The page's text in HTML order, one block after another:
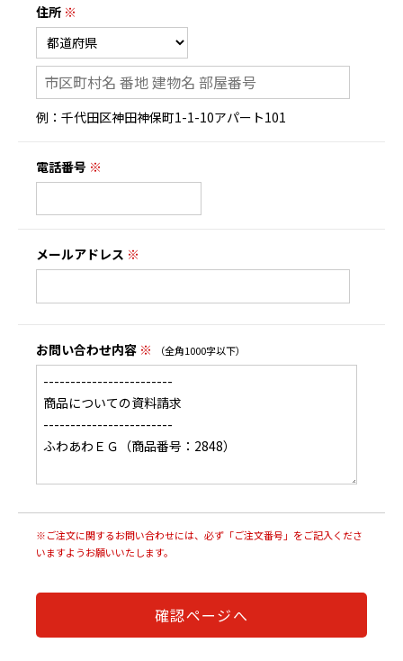
住所 ※
例：千代田区神田神保町1-1-10アパート101
電話番号 ※
メールアドレス ※
お問い合わせ内容 ※ （全角1000字以下）
※ご注文に関するお問い合わせには、必ず「ご注文番号」をご記入くださ
いますようお願いいたします。